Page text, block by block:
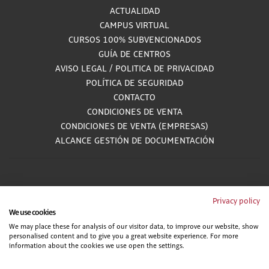
ACTUALIDAD
CAMPUS VIRTUAL
CURSOS 100% SUBVENCIONADOS
GUÍA DE CENTROS
AVISO LEGAL / POLITICA DE PRIVACIDAD
POLÍTICA DE SEGURIDAD
CONTACTO
CONDICIONES DE VENTA
CONDICIONES DE VENTA (EMPRESAS)
ALCANCE GESTIÓN DE DOCUMENTACIÓN
Teléfono gratuito atendido por asesores especializados L-V 8:00 - 15:00
Privacy policy
We use cookies
We may place these for analysis of our visitor data, to improve our website, show
personalised content and to give you a great website experience. For more
information about the cookies we use open the settings.